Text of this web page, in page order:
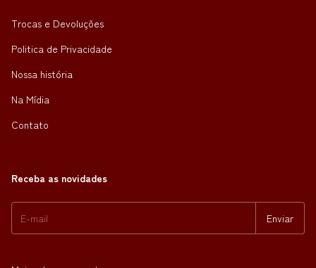
Trocas e Devoluções
Politica de Privacidade
Nossa história
Na Mídia
Contato
Receba as novidades